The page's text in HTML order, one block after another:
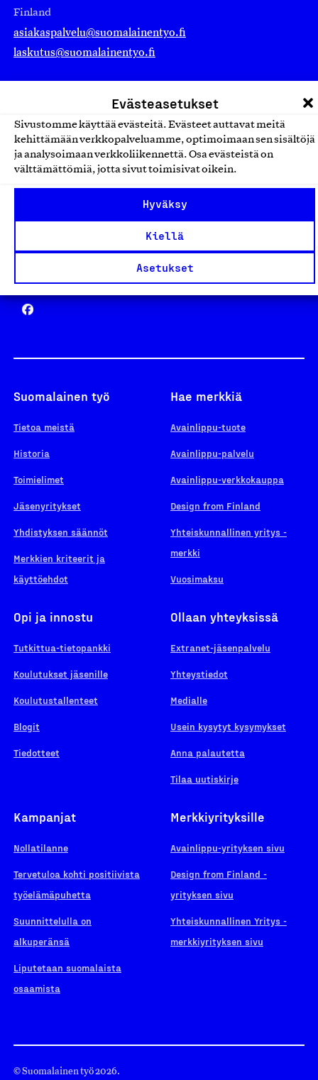
Evästeasetukset
Sivustomme käyttää evästeitä. Evästeet auttavat meitä
kehittämään verkkopalveluamme, optimoimaan sen sisältöjä
ja analysoimaan verkkoliikennettä. Osa evästeistä on
välttämättömiä, jotta sivut toimisivat oikein.
Hyväksy
Kiellä
Asetukset
Finland
asiakaspalvelu@suomalainentyo.fi
laskutus@suomalainentyo.fi
Avainlippu
Yhteiskunnallinen Yritys -merkki
Suomalainen työ
Tietoa meistä
Historia
Toimielimet
Jäsenyritykset
Yhdistyksen säännöt
Merkkien kriteerit ja
käyttöehdot
Hae merkkiä
Avainlippu-tuote
Avainlippu-palvelu
Avainlippu-verkkokauppa
Design from Finland
Yhteiskunnallinen yritys -
merkki
Vuosimaksu
Opi ja innostu
Tutkittua-tietopankki
Koulutukset jäsenille
Koulutustallenteet
Blogit
Tiedotteet
Ollaan yhteyksissä
Extranet-jäsenpalvelu
Yhteystiedot
Medialle
Usein kysytyt kysymykset
Anna palautetta
Tilaa uutiskirje
Kampanjat
Nollatilanne
Tervetuloa kohti positiivista
työelämäpuhetta
Suunnittelulla on
alkuperänsä
Liputetaan suomalaista
osaamista
Merkkiyrityksille
Avainlippu-yrityksen sivu
Design from Finland -
yrityksen sivu
Yhteiskunnallinen Yritys -
merkkiyrityksen sivu
© Suomalainen työ 2026.